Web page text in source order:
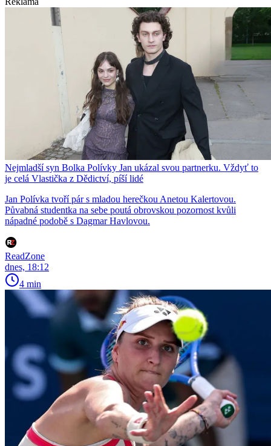
Nejmladší syn Bolka Polívky Jan ukázal svou partnerku. Vždyť to
je celá Vlastička z Dědictví, píší lidé
Jan Polívka tvoří pár s mladou herečkou Anetou Kalertovou.
Půvabná studentka na sebe poutá obrovskou pozornost kvůli
nápadné podobě s Dagmar Havlovou.
ReadZone
dnes, 18:12
4 min